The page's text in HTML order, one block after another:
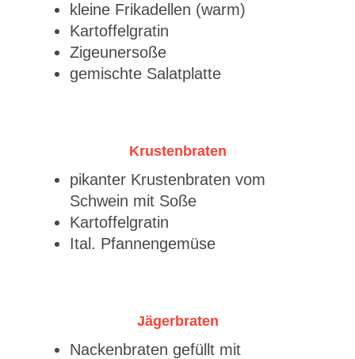
kleine Frikadellen (warm)
Kartoffelgratin
Zigeunersoße
gemischte Salatplatte
Krustenbraten
pikanter Krustenbraten vom
Schwein mit Soße
Kartoffelgratin
Ital. Pfannengemüse
Jägerbraten
Nackenbraten gefüllt mit